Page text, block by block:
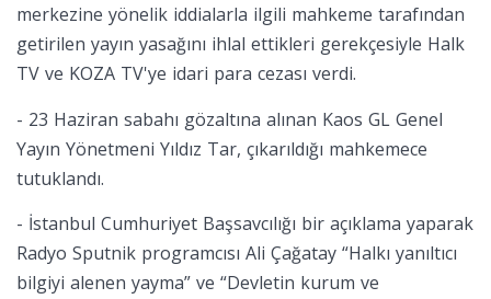
merkezine yönelik iddialarla ilgili mahkeme tarafından
getirilen yayın yasağını ihlal ettikleri gerekçesiyle Halk
TV ve KOZA TV'ye idari para cezası verdi.
- 23 Haziran sabahı gözaltına alınan Kaos GL Genel
Yayın Yönetmeni Yıldız Tar, çıkarıldığı mahkemece
tutuklandı.
- İstanbul Cumhuriyet Başsavcılığı bir açıklama yaparak
Radyo Sputnik programcısı Ali Çağatay “Halkı yanıltıcı
bilgiyi alenen yayma” ve “Devletin kurum ve